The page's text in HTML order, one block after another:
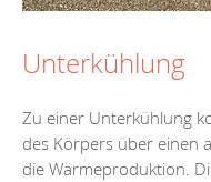
Unterkühlung
Zu einer Unterkühlung
des Körpers über einen
die Wärmeproduktion.